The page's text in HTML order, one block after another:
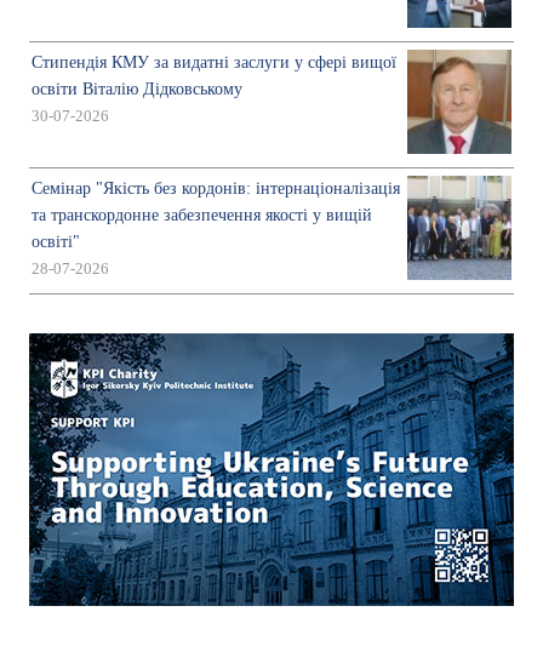
Стипендія КМУ за видатні заслуги у сфері вищої
освіти Віталію Дідковському
30-07-2026
Семінар "Якість без кордонів: інтернаціоналізація
та транскордонне забезпечення якості у вищій
освіті"
28-07-2026